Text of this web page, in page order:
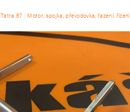
Tatra 87 Motor, spojka, převodovka, řazení, řízení